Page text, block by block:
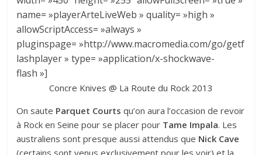
name= »playerArteLiveWeb » quality= »high »
allowScriptAccess= »always »
pluginspage= »http://www.macromedia.com/go/getf
lashplayer » type= »application/x-shockwave-
flash »]
Concre Knives @ La Route du Rock 2013
On saute Parquet Courts qu’on aura l’occasion de revoir
à Rock en Seine pour se placer pour Tame Impala. Les
australiens sont presque aussi attendus que Nick Cave